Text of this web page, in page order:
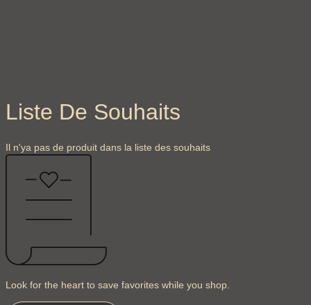
Liste De Souhaits
Il n'ya pas de produit dans la liste des souhaits
Look for the heart to save favorites while you shop.